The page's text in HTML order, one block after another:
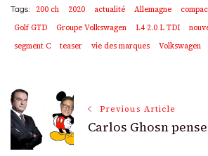
Tags: 200 ch 2020 actualité Allemagne
Golf GTD
Groupe Volkswagen L4 2.0 L TDI
segment C
teaser vie des marques Volkswagen
Post
Navigation
Previous Article
Carlos Ghosn